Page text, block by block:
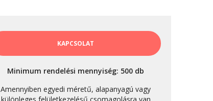
Kategóriák
Blog
KAPCSOLAT
Minimum rendelési mennyiség: 500 db
Amennyiben egyedi méretű, alapanyagú vagy